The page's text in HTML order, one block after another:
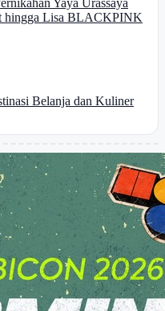
Yaya Urassaya
hingga Lisa BLACKPINK
Belanja dan Kuliner